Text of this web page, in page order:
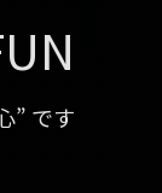
” です